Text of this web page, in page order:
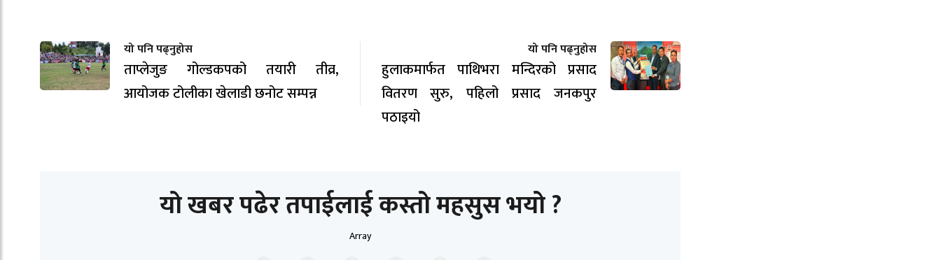
यो पनि पढ्नुहोस
ताप्लेजुङ गोल्डकपको तयारी तीव्र,
आयोजक टोलीका खेलाडी छनोट सम्पन्न
यो पनि पढ्नुहोस
हुलाकमार्फत पाथिभरा मन्दिरको प्रसाद
वितरण सुरु, पहिलो प्रसाद जनकपुर
पठाइयो
यो खबर पढेर तपाईलाई कस्तो महसुस भयो ?
Array